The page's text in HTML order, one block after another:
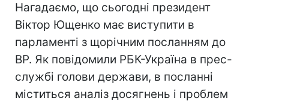
Нагадаємо, що сьогодні президент
Віктор Ющенко має виступити в
парламенті з щорічним посланням до
ВР. Як повідомили РБК-Україна в прес-
службі голови держави, в посланні
міститься аналіз досягнень і проблем